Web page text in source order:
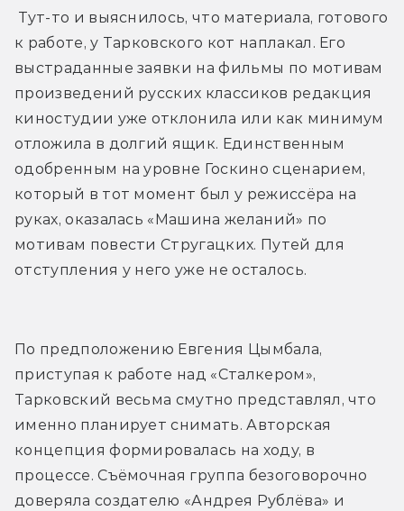
к работе, у Тарковского кот наплакал. Его
выстраданные заявки на фильмы по мотивам
произведений русских классиков редакция
киностудии уже отклонила или как минимум
отложила в долгий ящик. Единственным
одобренным на уровне Госкино сценарием,
который в тот момент был у режиссёра на
руках, оказалась «Машина желаний» по
мотивам повести Стругацких. Путей для
отступления у него уже не осталось.
По предположению Евгения Цымбала,
приступая к работе над «Сталкером»,
Тарковский весьма смутно представлял, что
именно планирует снимать. Авторская
концепция формировалась на ходу, в
процессе. Съёмочная группа безоговорочно
доверяла создателю «Андрея Рублёва» и